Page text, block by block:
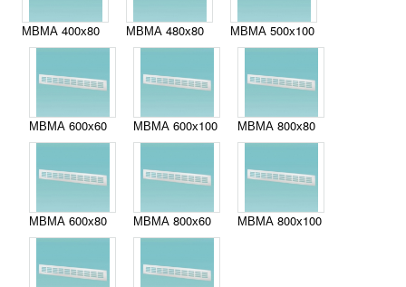
МВМА 400х80 МВМА 480х80 МВМА 500х100
МВМА 600х60
МВМА 600х80
МВМА 600х100
МВМА 800х60
МВМА 800х80
МВМА 800х100